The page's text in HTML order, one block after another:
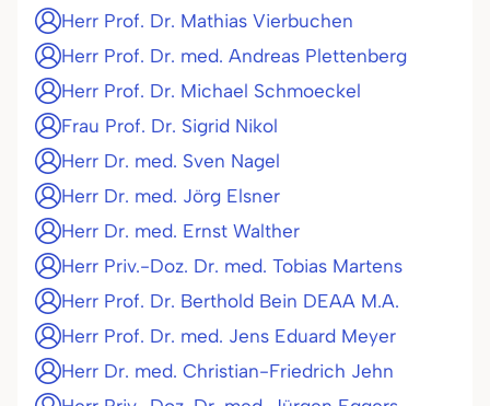
Herr Prof. Dr. Mathias Vierbuchen
Herr Prof. Dr. med. Andreas Plettenberg
Herr Prof. Dr. Michael Schmoeckel
Frau Prof. Dr. Sigrid Nikol
Herr Dr. med. Sven Nagel
Herr Dr. med. Jörg Elsner
Herr Dr. med. Ernst Walther
Herr Priv.-Doz. Dr. med. Tobias Martens
Herr Prof. Dr. Berthold Bein DEAA M.A.
Herr Prof. Dr. med. Jens Eduard Meyer
Herr Dr. med. Christian-Friedrich Jehn